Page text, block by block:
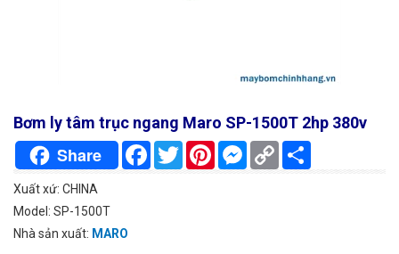
Bơm ly tâm trục ngang Maro SP-1500T 2hp 380v
Share FacebookTwitterPinterestMessenger
Copy
Link
Xuất xứ: CHINA
Model: SP-1500T
Nhà sản xuất: MARO